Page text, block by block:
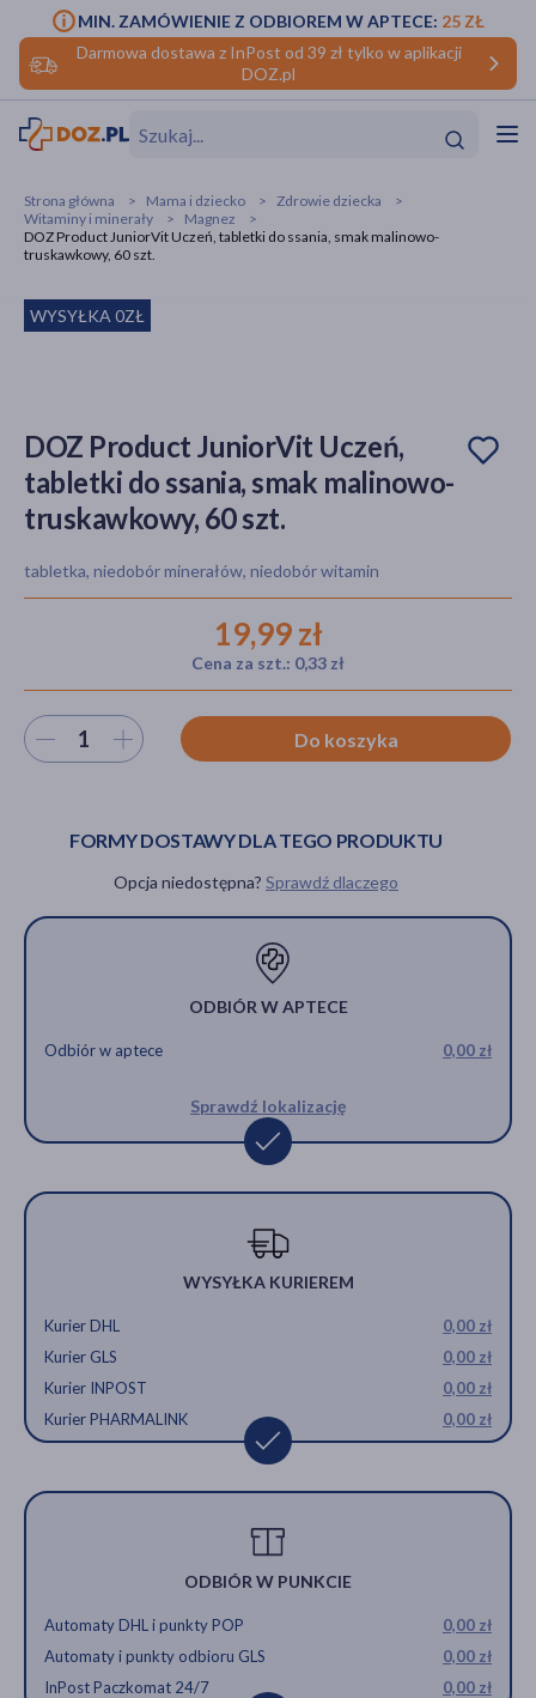
Darmowa dostawa z InPost od 39 zł tylko w aplikacji
DOZ.pl
MIN. ZAMÓWIENIE Z ODBIOREM W APTECE: 25 ZŁ
Strona główna Mama i dziecko
Zdrowie dziecka
Witaminy i minerały
Magnez
DOZ Product JuniorVit Uczeń, tabletki do ssania, smak malinowo-
truskawkowy, 60 szt.
WYSYŁKA 0ZŁ
DOZ Product JuniorVit Uczeń,
tabletki do ssania, smak malinowo-
truskawkowy, 60 szt.
tabletka, niedobór minerałów, niedobór witamin
19,99 zł
Cena za szt.: 0,33 zł
Wybierz ilość Do koszyka
FORMY DOSTAWY DLA TEGO PRODUKTU
Opcja niedostępna? Sprawdź dlaczego
ODBIÓR W APTECE
Odbiór w aptece 0,00 zł
Sprawdź lokalizację
WYSYŁKA KURIEREM
Kurier DHL
0,00 zł
Kurier GLS
0,00 zł
Kurier INPOST
0,00 zł
Kurier PHARMALINK
0,00 zł
ODBIÓR W PUNKCIE
Automaty DHL i punkty POP
0,00 zł
Automaty i punkty odbioru GLS
0,00 zł
InPost Paczkomat 24/7
0,00 zł